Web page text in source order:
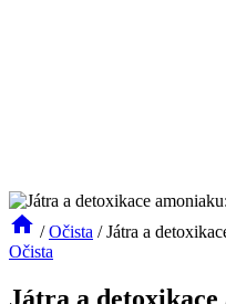
/ Očista / Játra a
Očista